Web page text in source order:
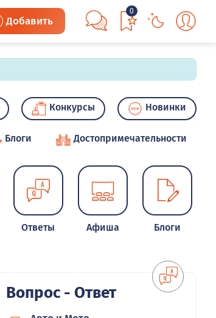
Добавить
0
Конкурсы Новинки
Блоги Достопримечательности
Ответы Афиша Блоги
Вопрос - Ответ